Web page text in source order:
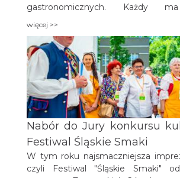
gastronomicznych. Każdy
może poczuć się jak prawdziwy
więcej >>
Nabór do Jury konkursu
Festiwal Śląskie Smaki
W tym roku najsmaczniejsza
czyli Festiwal "Śląskie Smaki"